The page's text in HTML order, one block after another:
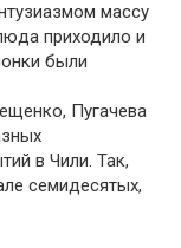
массу
приходило и
были
Пугачева
в Чили. Так,
семидесятых,